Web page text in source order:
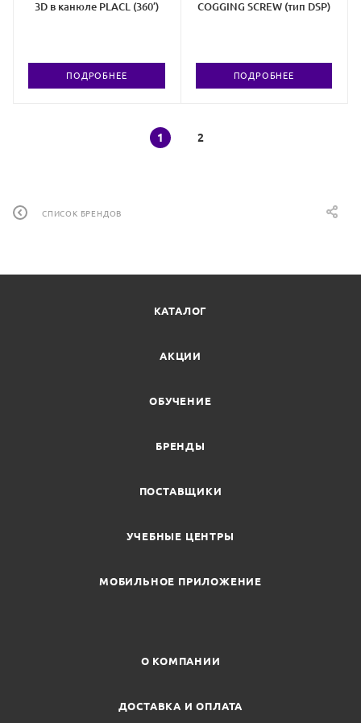
3D в канюле PLACL (360’)
ПОДРОБНЕЕ
COGGING SCREW (тип DSP)
ПОДРОБНЕЕ
1 2
СПИСОК БРЕНДОВ
КАТАЛОГ
АКЦИИ
ОБУЧЕНИЕ
БРЕНДЫ
ПОСТАВЩИКИ
УЧЕБНЫЕ ЦЕНТРЫ
МОБИЛЬНОЕ ПРИЛОЖЕНИЕ
О КОМПАНИИ
ДОСТАВКА И ОПЛАТА